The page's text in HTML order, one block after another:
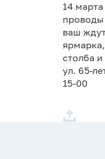
14
ваш
столба
ул. 65-
15-00